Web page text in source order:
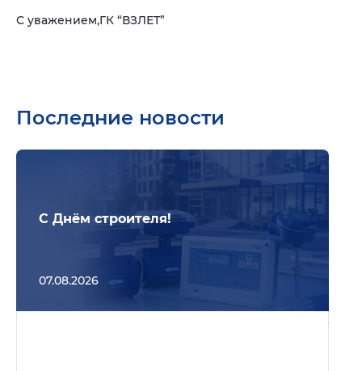
С уважением,ГК “ВЗЛЕТ”
Последние новости
С Днём строителя!
07.08.2026